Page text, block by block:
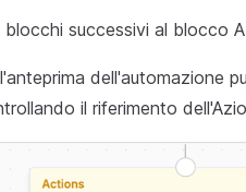
blocchi successivi al blocco
dell'automazione
il riferimento